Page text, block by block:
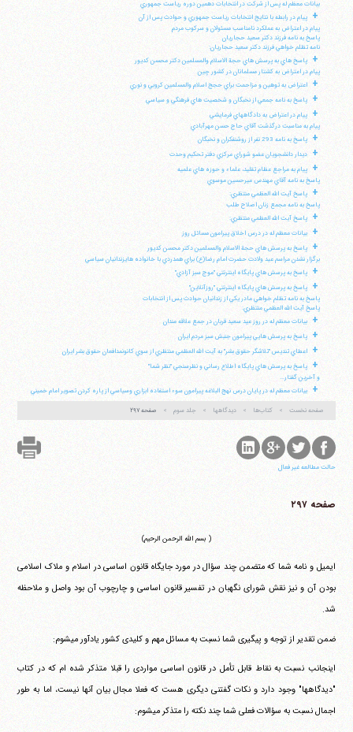
بيانات معظم له پس از شركت در انتخابات دهمين دوره رياست جمهوري
+
پيام در رابطه با نتايج انتخابات رياست جمهوري و حوادث پس از آن
پيام در اعتراض به عملكرد نامناسب مسئولان و سركوب مردم
پاسخ به نامه فرزند دكتر سعيد حجاريان
نامه تظلم خواهي فرزند دكتر سعيد حجاريان:
+
پاسخ هاي به پرسش هاي حجة الاسلام والمسلمين دكتر محسن كديور
پيام در اعتراض به كشتار مسلمانان در كشور چين
+ اعتراض به توهين و مزاحمت براي حجج اسلام والمسلمين كروبي و نوري
+ پاسخ به نامه جمعي از نخبگان و شخصيت هاي فرهنگي و سياسي
+
پيام در اعتراض به دادگاههاي فرمايشي
پيام به مناسبت درگذشت آقاي حاج حسن مهرآبادي
+ پاسخ به نامه 293 نفر از روشنفكران و نخبگان
+ ديدار دانشجويان عضو شوراي مركزي دفتر تحكيم وحدت
+
پيام به مراجع عظام تقليد، علماء و حوزه هاي علميه
پاسخ به نامه آقاي مهندس ميرحسين موسوي
+
پاسخ آيت الله العظمي منتظري:
پاسخ به نامه مجمع زنان اصلاح طلب
+ پاسخ آيت الله العظمي منتظري:
+ بيانات معظم له در درس اخلاق پيرامون مسائل روز
+
پاسخ به پرسش هاي حجة الاسلام والمسلمين دكتر محسن كديور
برگزار نشدن مراسم عيد ولادت حضرت امام رضا(ع) براي همدردي با خانواده هايزندانيان سياسي
+ پاسخ به پرسش هاي پايگاه اينترنتي "موج سبز آزادي"
+
پاسخ به پرسش هاي پايگاه اينترنتي "روزآنلاين"
پاسخ به نامه تظلم خواهي مادر يكي از زندانيان حوادث پس از انتخابات
پاسخ آيت الله العظمي منتظري:
+ بيانات معظم له در روز عيد سعيد قربان در جمع علاقه مندان
+ پاسخ به پرسش هايي پيرامون جنبش سبز مردم ايران
+ اعطاي تنديس "تلاشگر حقوق بشر" به آيت الله العظمي منتظري از سوي كانونمدافعان حقوق بشر ايران
+
پاسخ به پرسش هاي پايگاه اطلاع رساني و نظرسنجي "نظر شما"
و آخرين گفتار...
+ بيانات معظم له در پايان درس نهج البلاغه پيرامون سوء استفاده ابزاري وسياسي از پاره كردن تصوير امام خميني
صفحه نخست کتاب‌ها دیدگاهها جلد سوم صفحه ۲۹۷
حالت مطالعه غیر فعال
صفحه ۲۹۷
( بسم الله الرحمن الرحیم)
ایمیل و نامه شما که متضمن چند سؤال در مورد جایگاه قانون اساسی در اسلام و ملاک اسلامی
بودن آن و نیز نقش شورای نگهبان در تفسیر قانون اساسی و چارچوب آن بود واصل و ملاحظه
شد.
ضمن تقدیر از توجه و پیگیری شما نسبت به مسائل مهم و کلیدی کشور یادآور می‎شوم:
اینجانب نسبت به نقاط قابل تأمل در قانون اساسی مواردی را قبلا متذکر شده ام که در کتاب
"دیدگاهها" وجود دارد و نکات گفتنی دیگری هست که فعلا مجال بیان آنها نیست، اما به طور
اجمال نسبت به سؤالات فعلی شما چند نکته را متذکر می‎شوم: